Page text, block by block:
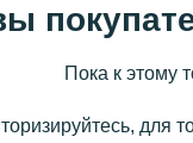
Пока к этому
для